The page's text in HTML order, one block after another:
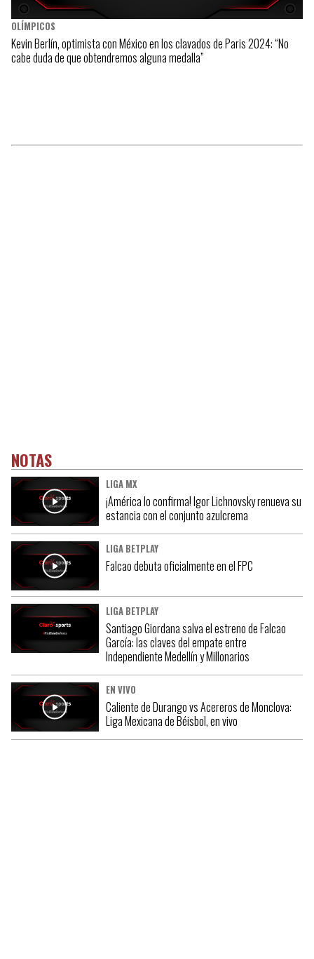
OLÍMPICOS
Kevin Berlín, optimista con México en los clavados de Paris 2024: “No
cabe duda de que obtendremos alguna medalla”
NOTAS
LIGA MX
¡América lo confirma! Igor Lichnovsky renueva su
estancia con el conjunto azulcrema
LIGA BETPLAY
Falcao debuta oficialmente en el FPC
LIGA BETPLAY
Santiago Giordana salva el estreno de Falcao
García: las claves del empate entre
Independiente Medellín y Millonarios
EN VIVO
Caliente de Durango vs Acereros de Monclova:
Liga Mexicana de Béisbol, en vivo